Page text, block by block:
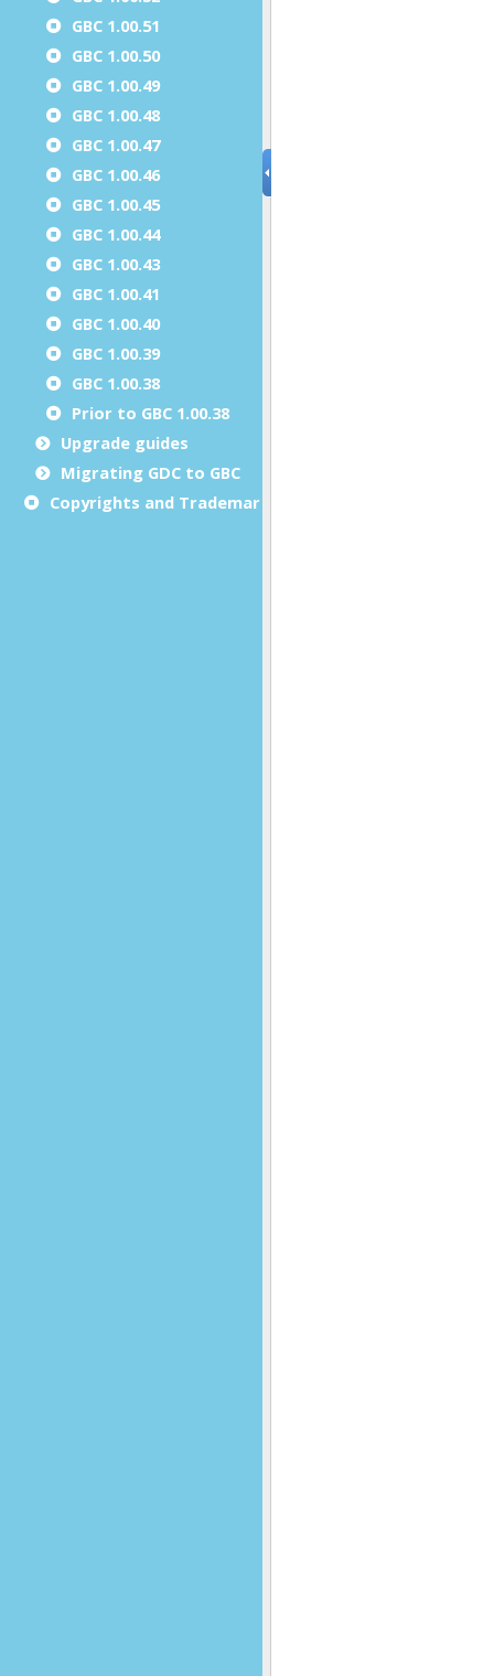
GBC 1.00.51
GBC 1.00.50
GBC 1.00.49
GBC 1.00.48
GBC 1.00.47
GBC 1.00.46
GBC 1.00.45
GBC 1.00.44
GBC 1.00.43
GBC 1.00.41
GBC 1.00.40
GBC 1.00.39
GBC 1.00.38
Prior to GBC 1.00.38
Upgrade guides
Migrating GDC to GBC
Copyrights and Trademarks